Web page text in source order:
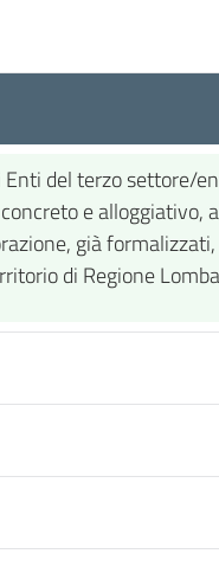
del terzo
e
già
di Regione